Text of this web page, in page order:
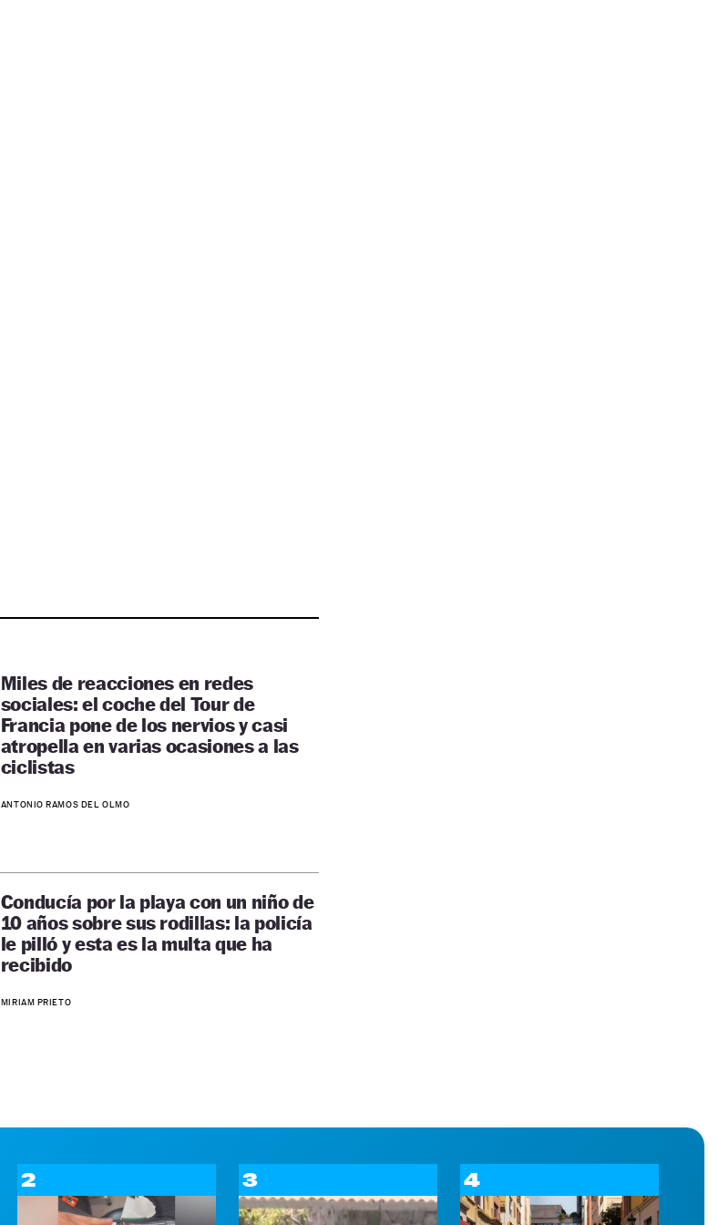
Miles de reacciones en redes
sociales: el coche del Tour de
Francia pone de los nervios y casi
atropella en varias ocasiones a las
ciclistas
ANTONIO RAMOS DEL OLMO
Conducía por la playa con un niño de
10 años sobre sus rodillas: la policía
le pilló y esta es la multa que ha
recibido
MIRIAM PRIETO
2 3 4